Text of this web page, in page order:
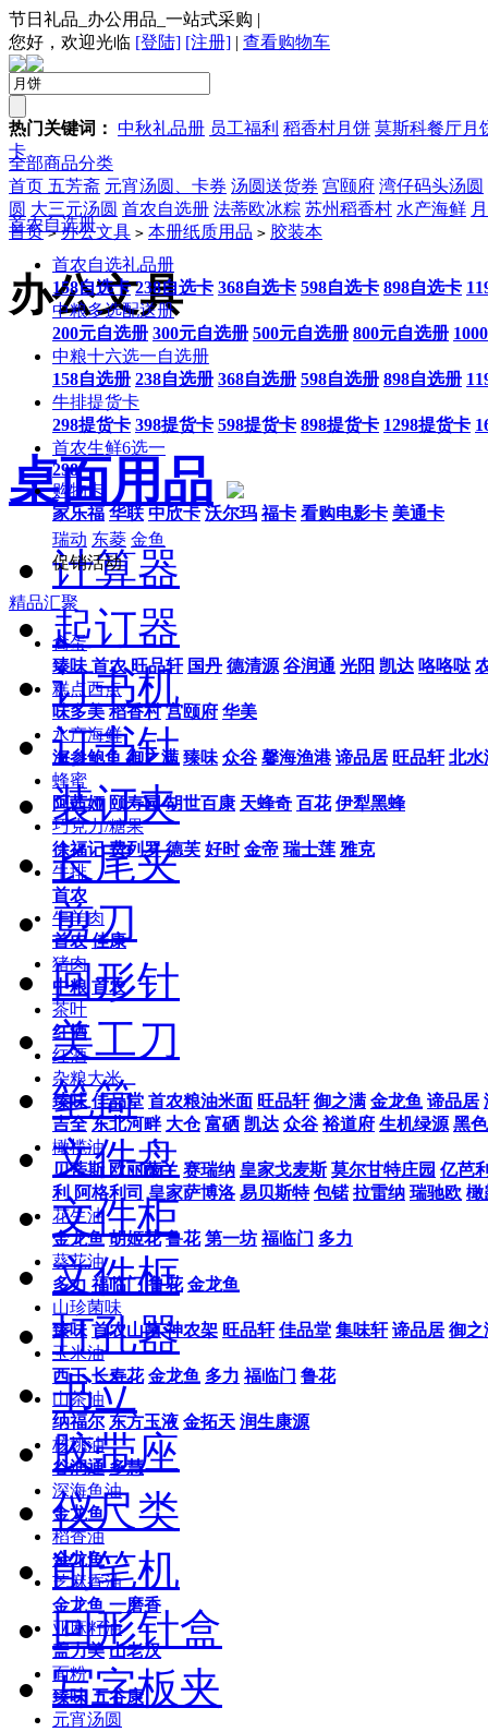
节日礼品_办公用品_一站式采购 |
您好，欢迎光临 [登陆] [注册] | 查看购物车
热门关键词： 中秋礼品册 员工福利 稻香村月饼 莫斯科餐厅月
卡
全部商品分类
首农自选册
首农自选礼品册
158自选卡 238自选卡 368自选卡 598自选卡 898自选卡
中粮多选配送册
200元自选册 300元自选册 500元自选册 800元自选册
中粮十六选一自选册
158自选册 238自选册 368自选册 598自选册 898自选册
牛排提货卡
298提货卡 398提货卡 598提货卡 898提货卡 1298提货卡
首农生鲜6选一
298
购物卡
家乐福 华联 中欣卡 沃尔玛 福卡 看购电影卡 美通卡
瑞动 东菱 金鱼
促销活动
精品汇聚
禽蛋
臻味 首农 旺品轩 国丹 德清源 谷润通 光阳 凯达 咯咯哒
糕点西点
味多美 稻香村 宫颐府 华美
水产海鲜
海参鲍鱼 御之满 臻味 众谷 馨海渔港 谛品居 旺品轩 北水
蜂蜜
阿茜娅 颐寿园 胡世百康 天蜂奇 百花 伊犁黑蜂
巧克力/糖果
徐福记 费列罗 德芙 好时 金帝 瑞士莲 雅克
牛排
首农
牛羊肉
首农 佳康
猪肉
中粮 首农
茶叶
红酒
红酒
杂粮大米
臻味 佳品堂 首农粮油米面 旺品轩 御之满 金龙鱼 谛品居
吉全 东北河畔 大仓 富硒 凯达 众谷 裕道府 生机绿源 黑
橄榄油
贝蒂斯 欧丽薇兰 赛瑞纳 皇家戈麦斯 莫尔甘特庄园 亿芭
利 阿格利司 皇家萨博洛 易贝斯特 包锘 拉雷纳 瑞驰欧 橄
花生油
金龙鱼 胡姬花 鲁花 第一坊 福临门 多力
葵花油
多力 福临门 鲁花 金龙鱼
山珍菌味
臻味 首农山菌 神农架 旺品轩 佳品堂 集味轩 谛品居 御之
玉米油
西王 长寿花 金龙鱼 多力 福临门 鲁花
山茶油
纳福尔 东方玉液 金拓天 润生康源
核桃油
谷润通 多慧
深海鱼油
金龙鱼
稻香油
金龙鱼
芝麻香油
金龙鱼 一磨香
亚麻籽油
盖力美 山老汉
面粉
臻味 五谷康
元宵汤圆
首页 五芳斋 元宵汤圆、卡券 汤圆送货券 宫颐府 湾仔码头汤圆
圆 大三元汤圆 首农自选册 法蒂欧冰粽 苏州稻香村 水产海鲜
首页 > 办公文具 > 本册纸质用品 > 胶装本
办公文具
桌面用品
计算器
起订器
订书机
订书针
装订夹
长尾夹
剪刀
回形针
美工刀
笔筒
文件盘
文件柜
文件框
打孔器
书立
胶带座
仪尺类
削笔机
回形针盒
写字板夹